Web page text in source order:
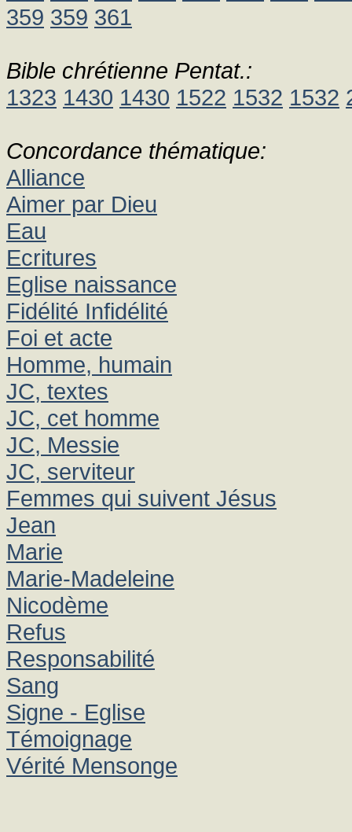
359 359 361
Bible chrétienne Pentat.:
1323 1430 1430 1522 1532 1532
Concordance thématique:
Alliance
Aimer par Dieu
Eau
Ecritures
Eglise naissance
Fidélité Infidélité
Foi et acte
Homme, humain
JC, textes
JC, cet homme
JC, Messie
JC, serviteur
Femmes qui suivent Jésus
Jean
Marie
Marie-Madeleine
Nicodème
Refus
Responsabilité
Sang
Signe - Eglise
Témoignage
Vérité Mensonge